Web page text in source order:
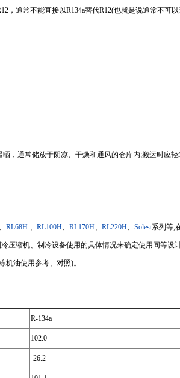
通常不能直接以R134a替代R12(也就是说通常不可以
，通常储放于阴凉、干燥和通风的仓库内;搬运时应
、 RL68H 、 RL100H、 RL170H、 RL220H、 Solest系列等;
压缩机、制冷设备使用的具体情况来确定使用同等设
油使用参考、对照)。
R-134a
102.0
-26.2